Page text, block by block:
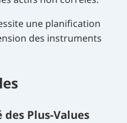
une planification
des instruments
Plus-Values